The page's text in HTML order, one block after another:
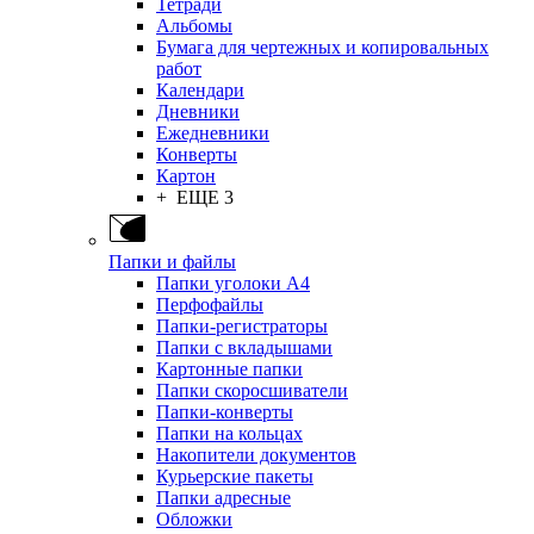
Тетради
Альбомы
Бумага для чертежных и копировальных
работ
Календари
Дневники
Ежедневники
Конверты
Картон
+ ЕЩЕ 3
Папки и файлы
Папки уголоки А4
Перфофайлы
Папки-регистраторы
Папки с вкладышами
Картонные папки
Папки скоросшиватели
Папки-конверты
Папки на кольцах
Накопители документов
Курьерские пакеты
Папки адресные
Обложки